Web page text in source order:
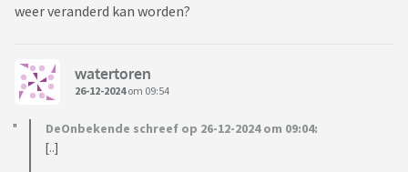
weer veranderd kan worden?
watertoren
26-12-2024om 09:54
DeOnbekende schreef op 26-12-2024 om 09:04:
[..]